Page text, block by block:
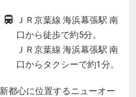
ＪＲ京葉線 海浜幕張駅 南
口から徒歩で約5分。
ＪＲ京葉線 海浜幕張駅 南
口からタクシーで約1分。
都心に位置するニューオー